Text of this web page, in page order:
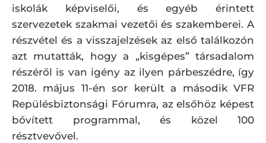
iskolák képviselői, és egyéb érintett
szervezetek szakmai vezetői és szakemberei. A
részvétel és a visszajelzések az első találkozón
azt mutatták, hogy a „kisgépes” társadalom
részéről is van igény az ilyen párbeszédre, így
2018. május 11-én sor került a második VFR
Repülésbiztonsági Fórumra, az elsőhöz képest
bővített programmal, és közel 100
résztvevővel.